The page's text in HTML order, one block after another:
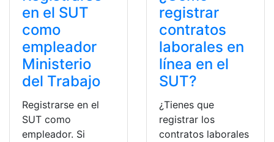
en el SUT
como
empleador
Ministerio
del Trabajo
Registrarse en el
SUT como
empleador. Si
registrar
contratos
laborales en
línea en el
SUT?
¿Tienes que
registrar los
contratos laborales